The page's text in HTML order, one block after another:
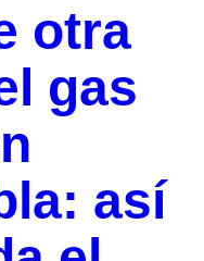
otra
gas
así